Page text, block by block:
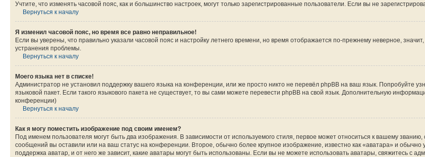
Учтите, что изменять часовой пояс, как и большинство настроек, могут только зарегистрированные пользователи. Если вы не
Вернуться к началу
Я изменил часовой пояс, но время все равно неправильное!
Если вы уверены, что правильно указали часовой пояс и настройку летнего времени, но время отображается по-прежнему неверное,
устранения проблемы.
Вернуться к началу
Моего языка нет в списке!
Администратор не установил поддержку вашего языка на конференции, или же просто никто не перевёл phpBB на ваш язык. Попробуйте
языковой пакет. Если такого языкового пакета не существует, то вы сами можете перевести phpBB на свой язык. Дополнительную
конференции)
Вернуться к началу
Как я могу поместить изображение под своим именем?
Под именем пользователя могут быть два изображения. В зависимости от используемого стиля, первое может относиться к вашему
сообщений вы оставили или на ваш статус на конференции. Второе, обычно более крупное изображение, известно как «аватара» и обычно
поддержка аватар, и от него же зависит, какие аватары могут быть использованы. Если вы не можете использовать аватары, свяжитесь с